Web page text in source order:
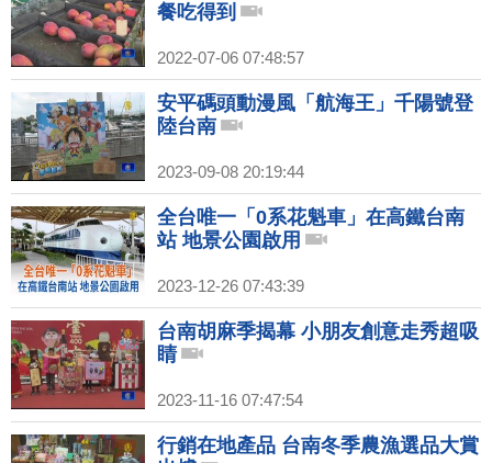
餐吃得到
2022-07-06 07:48:57
安平碼頭動漫風「航海王」千陽號登
陸台南
2023-09-08 20:19:44
全台唯一「0系花魁車」在高鐵台南
站 地景公園啟用
2023-12-26 07:43:39
台南胡麻季揭幕 小朋友創意走秀超吸
睛
2023-11-16 07:47:54
行銷在地產品 台南冬季農漁選品大賞